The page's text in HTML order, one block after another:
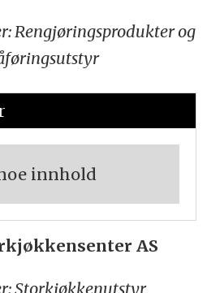
Rengjøringsprodukter og
innhold
AS
Storkjøkkenutstyr,